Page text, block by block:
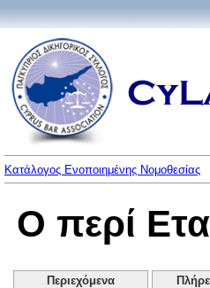
Κατάλογος Ενοποιημένης Νομοθεσίας
Ο περί
Περιεχόμενα